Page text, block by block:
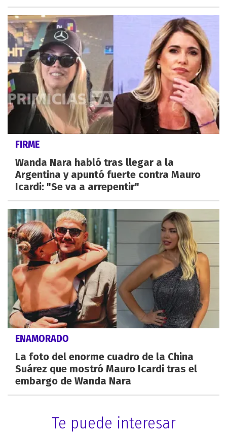
FIRME
Wanda Nara habló tras llegar a la
Argentina y apuntó fuerte contra Mauro
Icardi: "Se va a arrepentir"
ENAMORADO
La foto del enorme cuadro de la China
Suárez que mostró Mauro Icardi tras el
embargo de Wanda Nara
Te puede interesar